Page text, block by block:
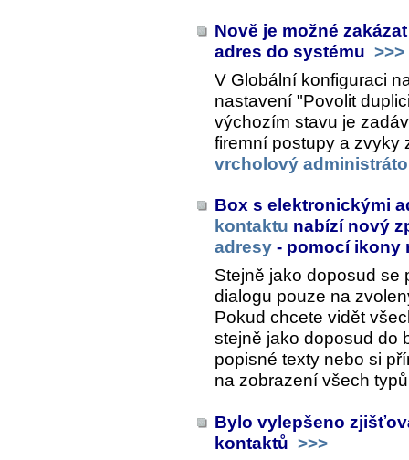
Nově je možné
adres do systému >>>
V Globální konfiguraci
nastavení "Povolit
výchozím stavu je
firemní postupy a zvyky
vrcholový
Box s elektronickými
kontaktu nabízí nový
adresy - pomocí ikony
Stejně jako doposud se
dialogu pouze na
Pokud chcete vidět
stejně jako doposud do
popisné texty nebo si
na zobrazení všech
Bylo vylepšeno
kontaktů >>>